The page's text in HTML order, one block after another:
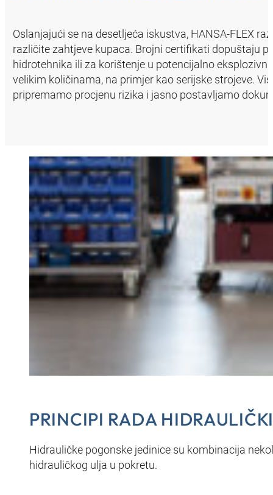
Oslanjajući se na desetljeća iskustva, HANSA‑FLEX
različite zahtjeve kupaca. Brojni certifikati dopuštaju
hidrotehnika ili za korištenje u potencijalno
velikim količinama, na primjer kao serijske strojeve.
pripremamo procjenu rizika i jasno postavljamo
PRINCIPI RADA
Hidrauličke pogonske jedinice su kombinacija
hidrauličkog ulja u pokretu.